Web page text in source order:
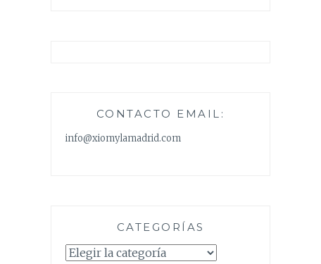
CONTACTO EMAIL:
info@xiomylamadrid.com
CATEGORÍAS
Categorías